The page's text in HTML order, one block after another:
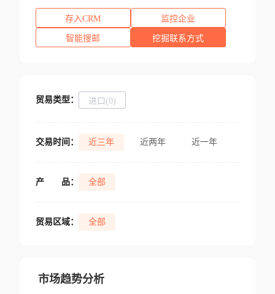
存入CRM 监控企业
智能搜邮 挖掘联系方式
贸易类型： 进口(0)
交易时间： 近三年 近两年 近一年
产 品： 全部
贸易区域： 全部
市场趋势分析